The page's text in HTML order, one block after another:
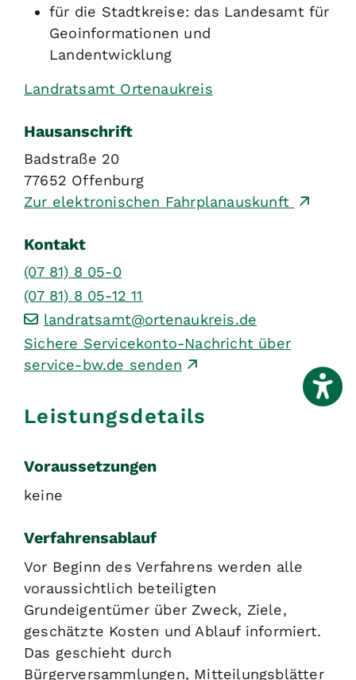
für die Stadtkreise: das Landesamt für
Geoinformationen und
Landentwicklung
Landratsamt Ortenaukreis
Hausanschrift
Badstraße 20
77652 Offenburg
Zur elektronischen Fahrplanauskunft
Kontakt
(07 81) 8 05-0
(07 81) 8 05-12 11
landratsamt@ortenaukreis.de
Sichere Servicekonto-Nachricht über
service-bw.de senden
Leistungsdetails
Voraussetzungen
keine
Verfahrensablauf
Vor Beginn des Verfahrens werden alle
voraussichtlich beteiligten
Grundeigentümer über Zweck, Ziele,
geschätzte Kosten und Ablaufinformiert.
Das geschieht durch
Bürgerversammlungen, Mitteilungsblätter